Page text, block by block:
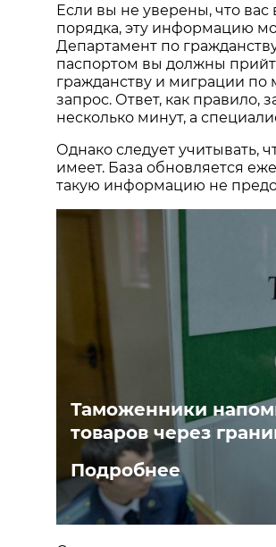
Если вы не уверены, что вас
порядка, эту информацию
Департамент по
паспортом вы должны
гражданству и миграции по
запрос. Ответ, как правило,
несколько минут, а
Однако следует учитывать,
имеет. База обновляется
такую информацию не
Таможенники
товаров через
Подробнее